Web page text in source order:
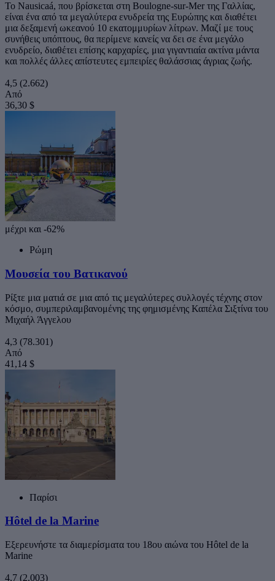
Το Nausicaá, που βρίσκεται στη Boulogne-sur-Mer της Γαλλίας,
είναι ένα από τα μεγαλύτερα ενυδρεία της Ευρώπης και διαθέτει
μια δεξαμενή ωκεανού 10 εκατομμυρίων λίτρων. Μαζί με τους
συνήθεις υπόπτους, θα περίμενε κανείς να δει σε ένα μεγάλο
ενυδρείο, διαθέτει επίσης καρχαρίες, μια γιγαντιαία ακτίνα μάντα
και πολλές άλλες απίστευτες εμπειρίες θαλάσσιας άγριας ζωής.
4,5 (2.662)
Από
36,30 $
μέχρι και -62%
Ρώμη
Μουσεία του Βατικανού
Ρίξτε μια ματιά σε μια από τις μεγαλύτερες συλλογές τέχνης στον
κόσμο, συμπεριλαμβανομένης της φημισμένης Καπέλα Σιξτίνα του
Μιχαήλ Άγγελου
4,3 (78.301)
Από
41,14 $
Παρίσι
Hôtel de la Marine
Εξερευνήστε τα διαμερίσματα του 18ου αιώνα του Hôtel de la
Marine
4,7 (2.003)